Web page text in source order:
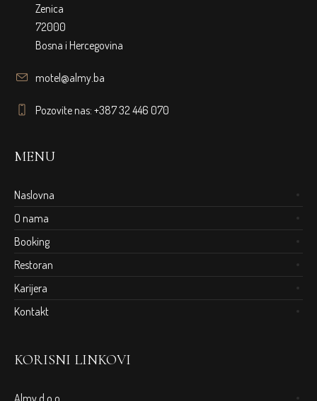
Zenica
72000
Bosna i Hercegovina
motel@almy.ba
Pozovite nas: +387 32 446 070
MENU
Naslovna
O nama
Booking
Restoran
Karijera
Kontakt
KORISNI LINKOVI
Almy d.o.o.